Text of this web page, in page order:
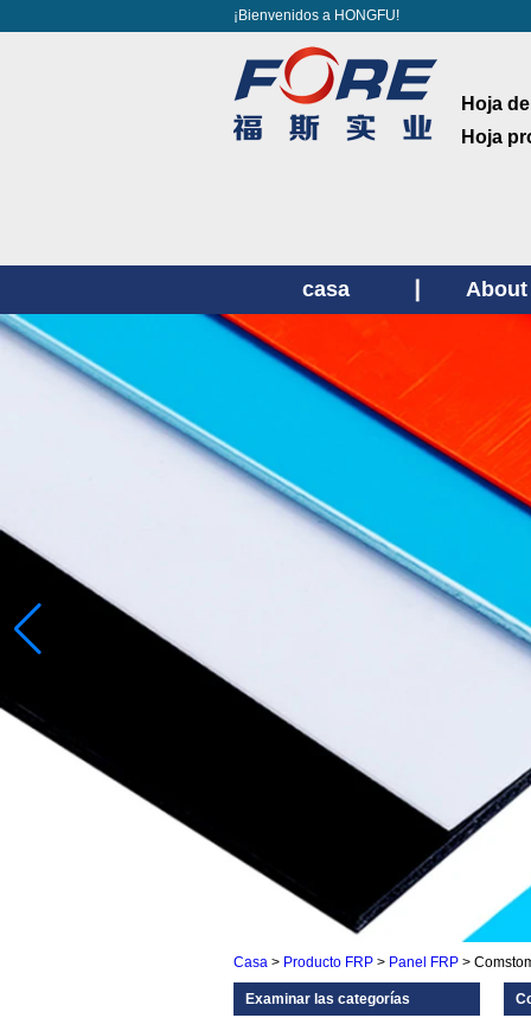
¡Bienvenidos a HONGFU!
Hoja
Hoja
casa
Casa> Producto FRP> Panel FRP>
Examinar las categorías